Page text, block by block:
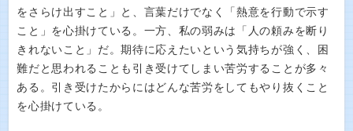
をさらけ出すこと」と、言葉だけでなく「熱意を行動で示す
こと」を心掛けている。一方、私の弱みは「人の頼みを断り
きれないこと」だ。期待に応えたいという気持ちが強く、困
難だと思われることも引き受けてしまい苦労することが多々
ある。引き受けたからにはどんな苦労をしてもやり抜くこと
を心掛けている。